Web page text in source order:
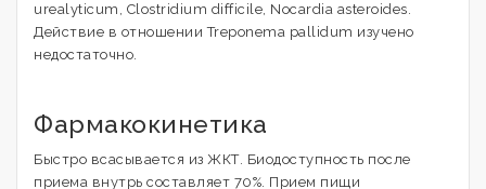
urealyticum, Clostridium difficile, Nocardia asteroides.
Действие в отношении Treponema pallidum изучено
недостаточно.
Фармакокинетика
Быстро всасывается из ЖКТ. Биодоступность после
приема внутрь составляет 70%. Прием пищи